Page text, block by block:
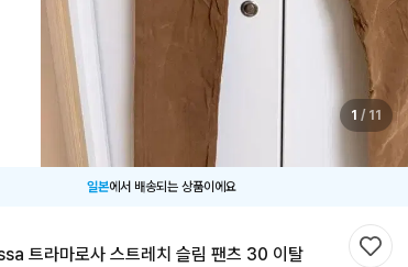
1 / 11
일본에서 배송되는 상품이에요
트라마로사 스트레치 슬림 팬츠 30 이탈
찜하